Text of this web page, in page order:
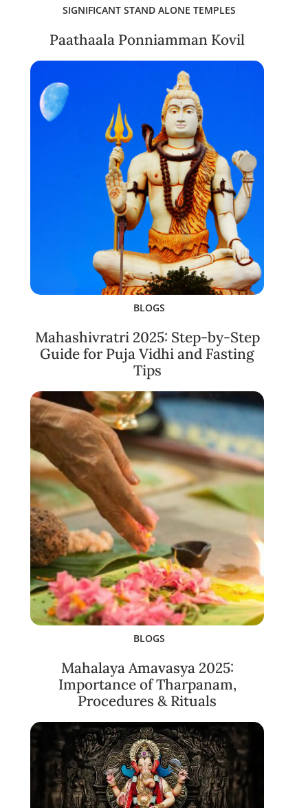
SIGNIFICANT STAND ALONE TEMPLES
Paathaala Ponniamman Kovil
BLOGS
Mahashivratri 2025: Step-by-Step
Guide for Puja Vidhi and Fasting
Tips
BLOGS
Mahalaya Amavasya 2025:
Importance of Tharpanam,
Procedures & Rituals